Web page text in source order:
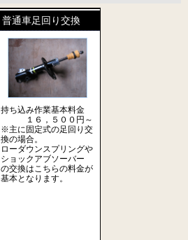
普通車足回り交換
持ち込み作業基本料金
１６，５００円～
※主に固定式の足回り交
換の場合。
ローダウンスプリングや
ショックアブソーバー
の交換はこちらの料金が
基本となります。